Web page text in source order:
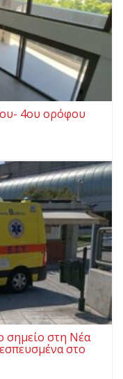
4ου ορόφου
σημείο στη Νέα
στο